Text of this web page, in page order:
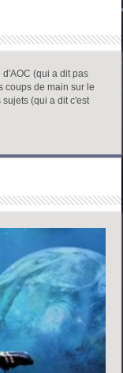
(qui a dit pas
coups de main sur le
(qui a dit c'est